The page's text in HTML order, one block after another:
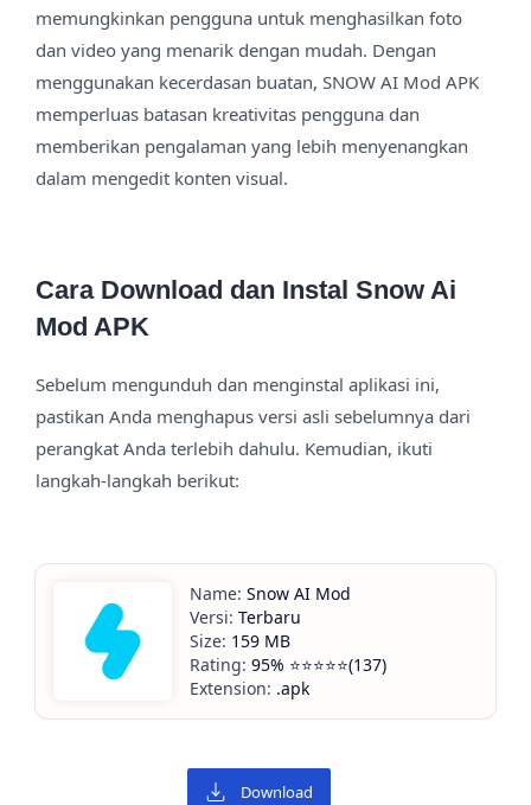
memungkinkan pengguna untuk menghasilkan foto
dan video yang menarik dengan mudah. Dengan
menggunakan kecerdasan buatan, SNOW AI Mod APK
memperluas batasan kreativitas pengguna dan
memberikan pengalaman yang lebih menyenangkan
dalam mengedit konten visual.
Cara Download dan Instal Snow Ai
Mod APK
Sebelum mengunduh dan menginstal aplikasi ini,
pastikan Anda menghapus versi asli sebelumnya dari
perangkat Anda terlebih dahulu. Kemudian, ikuti
langkah-langkah berikut:
Snow AI Mod
Terbaru
159 MB
95% ⭐️⭐️⭐️⭐️⭐️(137)
.apk
Download